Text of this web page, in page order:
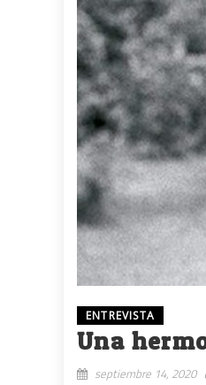
ENTREVISTA
Una
septiembre 14, 2020